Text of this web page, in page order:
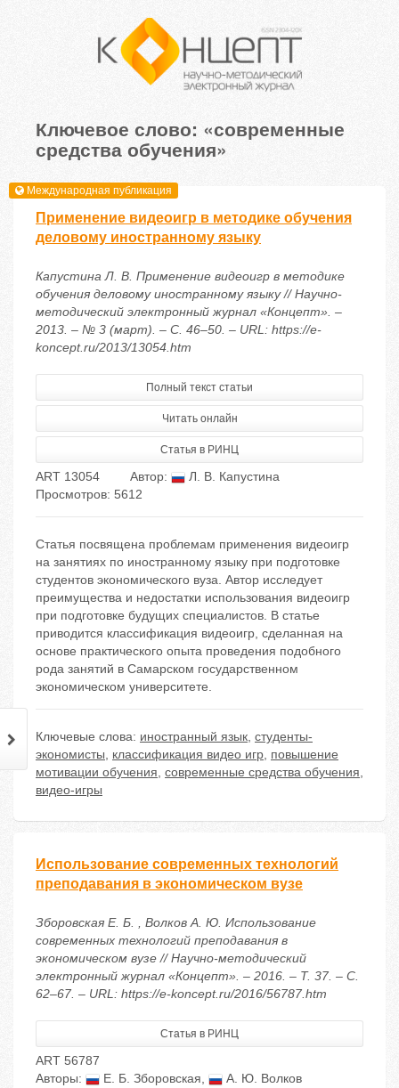
Ключевое слово: «современные
средства обучения»
Международная публикация
Применение видеоигр в методике обучения
деловому иностранному языку
Капустина Л. В. Применение видеоигр в методике
обучения деловому иностранному языку // Научно-
методический электронный журнал «Концепт». –
2013. – № 3 (март). – С. 46–50. – URL: https://e-
koncept.ru/2013/13054.htm
Полный текст статьи
Читать онлайн
Статья в РИНЦ
ART 13054 Автор:
Л. В. Капустина
Просмотров: 5612
Статья посвящена проблемам применения видеоигр
на занятиях по иностранному языку при подготовке
студентов экономического вуза. Автор исследует
преимущества и недостатки использования видеоигр
при подготовке будущих специалистов. В статье
приводится классификация видеоигр, сделанная на
основе практического опыта проведения подобного
рода занятий в Самарском государственном
экономическом университете.
Ключевые слова: иностранный язык, студенты-
экономисты, классификация видео игр, повышение
мотивации обучения, современные средства обучения,
видео-игры
Использование современных технологий
преподавания в экономическом вузе
Зборовская Е. Б. , Волков А. Ю. Использование
современных технологий преподавания в
экономическом вузе // Научно-методический
электронный журнал «Концепт». – 2016. – Т. 37. – С.
62–67. – URL: https://e-koncept.ru/2016/56787.htm
Статья в РИНЦ
ART 56787
Авторы:
Е. Б. Зборовская,
А. Ю. Волков